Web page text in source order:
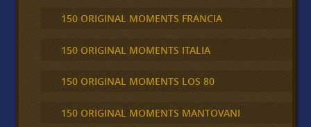
150 ORIGINAL MOMENTS FRANCIA
150 ORIGINAL MOMENTS ITALIA
150 ORIGINAL MOMENTS LOS 80
150 ORIGINAL MOMENTS MANTOVANI